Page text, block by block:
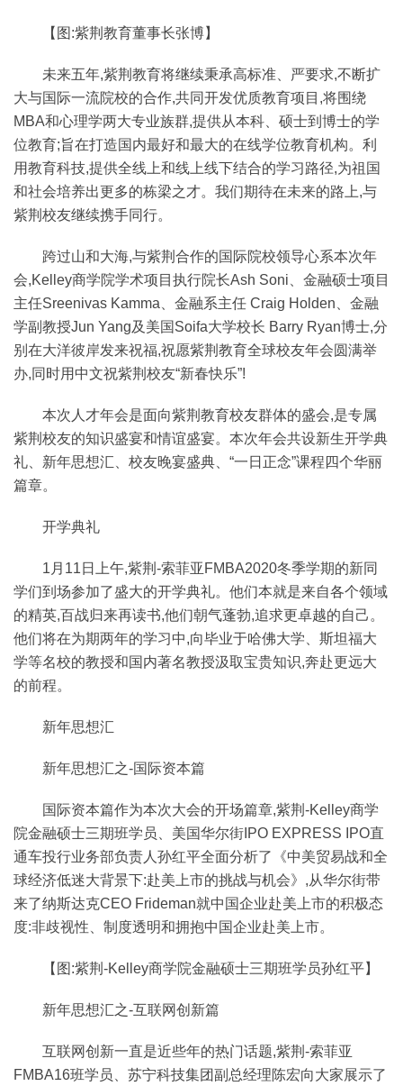
【图:紫荆教育董事长张博】
未来五年,紫荆教育将继续秉承高标准、严要求,不断扩
大与国际一流院校的合作,共同开发优质教育项目,将围绕
MBA和心理学两大专业族群,提供从本科、硕士到博士的学
位教育;旨在打造国内最好和最大的在线学位教育机构。利
用教育科技,提供全线上和线上线下结合的学习路径,为祖国
和社会培养出更多的栋梁之才。我们期待在未来的路上,与
紫荆校友继续携手同行。
跨过山和大海,与紫荆合作的国际院校领导心系本次年
会,Kelley商学院学术项目执行院长Ash Soni、金融硕士项目
主任Sreenivas Kamma、金融系主任 Craig Holden、金融
学副教授Jun Yang及美国Soifa大学校长 Barry Ryan博士,分
别在大洋彼岸发来祝福,祝愿紫荆教育全球校友年会圆满举
办,同时用中文祝紫荆校友“新春快乐”!
本次人才年会是面向紫荆教育校友群体的盛会,是专属
紫荆校友的知识盛宴和情谊盛宴。本次年会共设新生开学典
礼、新年思想汇、校友晚宴盛典、“一日正念”课程四个华丽
篇章。
开学典礼
1月11日上午,紫荆-索菲亚FMBA2020冬季学期的新同
学们到场参加了盛大的开学典礼。他们本就是来自各个领域
的精英,百战归来再读书,他们朝气蓬勃,追求更卓越的自己。
他们将在为期两年的学习中,向毕业于哈佛大学、斯坦福大
学等名校的教授和国内著名教授汲取宝贵知识,奔赴更远大
的前程。
新年思想汇
新年思想汇之-国际资本篇
国际资本篇作为本次大会的开场篇章,紫荆-Kelley商学
院金融硕士三期班学员、美国华尔街IPO EXPRESS IPO直
通车投行业务部负责人孙红平全面分析了《中美贸易战和全
球经济低迷大背景下:赴美上市的挑战与机会》,从华尔街带
来了纳斯达克CEO Frideman就中国企业赴美上市的积极态
度:非歧视性、制度透明和拥抱中国企业赴美上市。
【图:紫荆-Kelley商学院金融硕士三期班学员孙红平】
新年思想汇之-互联网创新篇
互联网创新一直是近些年的热门话题,紫荆-索菲亚
FMBA16班学员、苏宁科技集团副总经理陈宏向大家展示了